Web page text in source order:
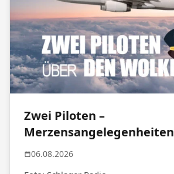
Zwei Piloten –
Merzensangelegenheiten
06.08.2026